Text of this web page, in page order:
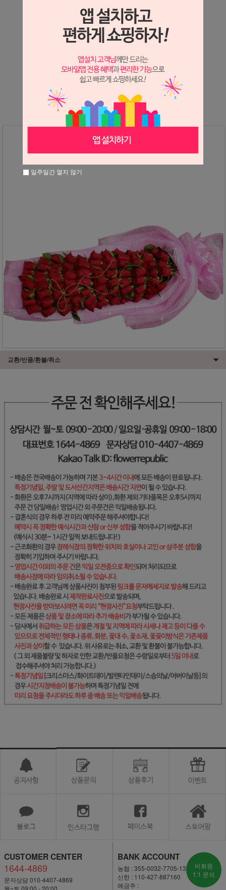
상세정보 새창 열기
상세 정보를 확대해 보실 수 있습니다.
※ 필독해주세요 ※
는 시세 변동에 따라 가격이 달라질 수 있으니
문의 후 주문 바랍니다.
교환/반품/환불/취소
CUSTOMER CENTER
1644-4869
문자상담 010-4407-4869
월~토 09:00 - 20:00
BANK ACCOUNT
농협 : 355-0032-7705-13
신한 : 110-427-887160
예금주 :
비회원
1:1 문의
일주일간 열지 않기